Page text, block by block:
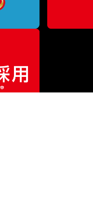
（税込）
（税込）